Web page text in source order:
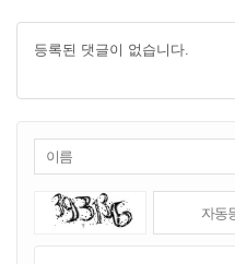
등록된 댓글이 없습니다.